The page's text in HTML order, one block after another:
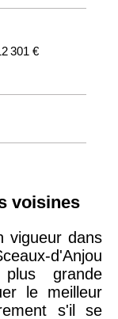
301 €
322 €
voisines
vigueur dans
d'Anjou
grande
le meilleur
s'il se